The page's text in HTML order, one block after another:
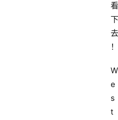
看
下
去
！
W
e
s
t